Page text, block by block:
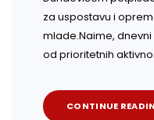
za uspostavu i
mlade.Naime,
od prioritetnih
CONTINUE